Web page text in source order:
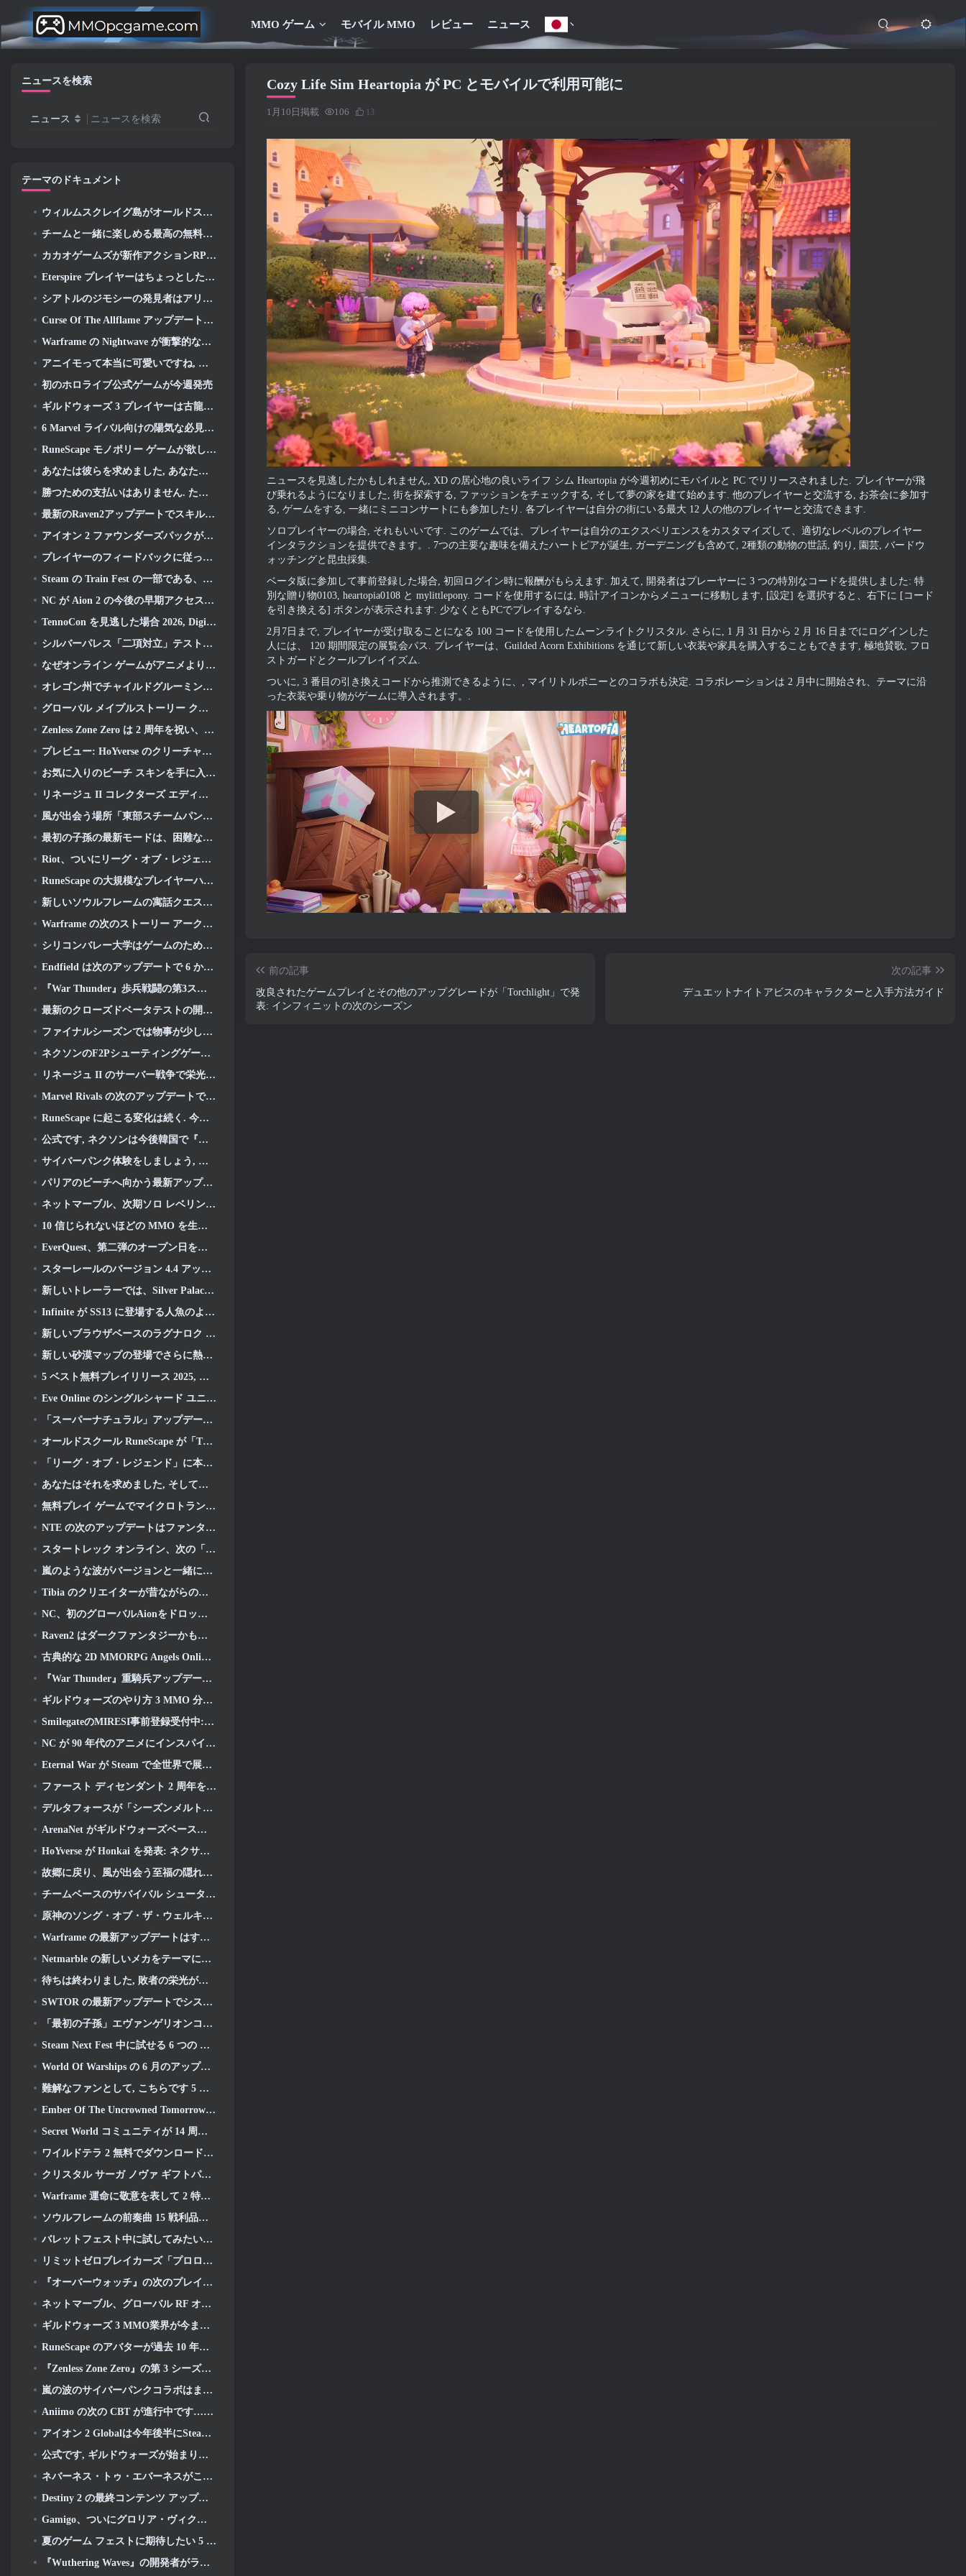
MMO ゲーム モバイル MMO レビュー ニュース
Cozy Life Sim Heartopia が PC とモバイルで利用可能に
1月10日掲載 106 13
ニュースを見逃したかもしれません, XD の居心地の良いライフ シム Heartopia が今週初めにモバイルと PC でリリースされました. プレイヤーが飛
び乗れるようになりました, 街を探索する, ファッションをチェックする, そして夢の家を建て始めます. 他のプレイヤーと交流する, お茶会に参加す
る, ゲームをする, 一緒にミニコンサートにも参加したり. 各プレイヤーは自分の街にいる最大 12 人の他のプレイヤーと交流できます.
ソロプレイヤーの場合, それもいいです. このゲームでは、プレイヤーは自分のエクスペリエンスをカスタマイズして、適切なレベルのプレイヤー
インタラクションを提供できます。. 7つの主要な趣味を備えたハートピアが誕生, ガーデニングも含めて, 2種類の動物の世話, 釣り, 園芸, バードウ
ォッチングと昆虫採集.
ベータ版に参加して事前登録した場合, 初回ログイン時に報酬がもらえます. 加えて, 開発者はプレーヤーに 3 つの特別なコードを提供しました: 特
別な贈り物0103, heartopia0108 と mylittlepony. コードを使用するには, 時計アイコンからメニューに移動します, [設定] を選択すると、右下に [コード
を引き換える] ボタンが表示されます. 少なくともPCでプレイするなら.
2月7日まで, プレイヤーが受け取ることになる 100 コードを使用したムーンライトクリスタル. さらに, 1 月 31 日から 2 月 16 日までにログインした
人には、 120 期間限定の展覧会パス. プレイヤーは、Guilded Acorn Exhibitions を通じて新しい衣装や家具を購入することもできます, 極地賛歌, フロ
ストガードとクールプレイイズム.
ついに, 3 番目の引き換えコードから推測できるように、, マイリトルポニーとのコラボも決定. コラボレーションは 2 月中に開始され、テーマに沿
った衣装や乗り物がゲームに導入されます。.
前の記事
改良されたゲームプレイとその他のアップグレードが「Torchlight」で発
表: インフィニットの次のシーズン
次の記事
デュエットナイトアビスのキャラクターと入手方法ガイド
ニュースを検索
ニュース ニュースを検索
テーマのドキュメント
ウィルムスクレイグ島がオールドスクール RuneScape で探索できるようになりました
チームと一緒に楽しめる最高の無料プレイ ゲーム (2026)
カカオゲームズが新作アクションRPGを発表, ガーディアンメイデン
Eterspire プレイヤーはちょっとしたタイムトラベルができるようになりました…お楽しみとして
シアトルのジモシーの発見者はアリーナネットと関係がある, もちろん、彼らはそれをギルドウォーズに追加しています 2
Curse Of The Allflame アップデートに続き、Path Of Exile がフィードバックに基づいていくつかの変更を発表
Warframe の Nightwave が衝撃的な方法で復活しようとしている
アニイモって本当に可愛いですね, そしてプリティ・チル
初のホロライブ公式ゲームが今週発売
ギルドウォーズ 3 プレイヤーは古龍が目覚める前にティリアの世界を体験できるようになります
6 Marvel ライバル向けの陽気な必見のオーディオ MOD
RuneScape モノポリー ゲームが欲しい人? 誰かが途中にいるから
あなたは彼らを求めました, あなたはそれらを手に入れています. ドラゴンがアルビオンオンラインにやってくる
勝つための支払いはありません. ただのラグナロク. Origin Classic が 7 月に発売 23
最新のRaven2アップデートでスキル覚醒システムが導入, プレイヤーにスキルを向上させるためのより多くの方法を提供する
アイオン 2 ファウンダーズパックが購入可能, 5 日間の早期アクセスが完了します
プレイヤーのフィードバックに従ってください, リーグ・オブ・レジェンドのクラシックプレイヤーはクラシックスキンにお金を払う必要がありません
Steam の Train Fest の一部である、おそらく見逃している 8 つの無料プレイ ゲーム
NC が Aion 2 の今後の早期アクセスに関する詳細を共有
TennoCon を見逃した場合 2026, Digital Extremes がすべてのパネルを共有
シルバーパレス「二項対立」テストへの招待が終了
なぜオンライン ゲームがアニメよりも優れたアニメを作るのか
オレゴン州でチャイルドグルーミング事件を申し立て、Robloxに対して新たな訴訟を起こす
グローバル メイプルストーリー クラシック ワールド セカンド クローズド テストへのサインアップ
Zenless Zone Zero は 2 周年を祝い、プレイヤーに無料の S ランク エージェントの選択を提供します
プレビュー: HoYverse のクリーチャー収集ゲーム Honkai について知っておくべきこと: リンクソウル
お気に入りのビーチ スキンを手に入れましょう, オーバーウォッチに夏のゲームが帰ってきた
リネージュ II コレクターズ エディションのビニール アルバムで 22 周年を祝う
風が出会う場所「東部スチームパンク」バージョン 2.0
最初の子孫の最新モードは、困難なヴォイド迎撃戦と深層を融合させます
Riot、ついにリーグ・オブ・レジェンドのクラシックモードの発売日を明らかに
RuneScape の大規模なプレイヤーハウジングアップデートを待つのはもう終わりです
新しいソウルフレームの寓話クエストが発表されました
Warframe の次のストーリー アークはプレイヤーをまったく新しいスター チャートに連れて行きます, タウシステム
シリコンバレー大学はゲームのための奨学金を提供していますが、その要件のいくつかは興味深いものです
Endfield は次のアップデートで 6 か月間の工場とジップラインを祝う
『War Thunder』歩兵戦闘の第3ステージクローズドベータテストが発表
最新のクローズドベータテストの開始に伴い、新しいAniimoトレーラーが公開されました
ファイナルシーズンでは物事が少しレトロになります 11 アップデート
ネクソンのF2Pシューティングゲーム『サドンアタック ゼロポイント』最終クローズドβテストが本日スタート
リネージュ II のサーバー戦争で栄光のために戦いましょう
Marvel Rivals の次のアップデートでは神との戦いが始まります
RuneScape に起こる変化は続く. 今回はプレイヤーハウジングです
公式です, ネクソンは今後韓国で『オーバーウォッチ』を出版する予定
サイバーパンク体験をしましょう, サイバー精神病を完全に抱えている, 『Apex Legends』の次のクロスオーバーイベントで
パリアのビーチへ向かう最新アップデート
ネットマーブル、次期ソロ レベリング ゲームの詳細を公開, ソロレベリング: KARMA アニメエキスポにて
10 信じられないほどの MMO を生み出すアニメの世界
EverQuest、第二弾のオープン日を発表 2026 タイムロック拡張サーバー
スターレールのバージョン 4.4 アップデート
新しいトレーラーでは、Silver Palace のゲームプレイを紹介します
Infinite が SS13 に登場する人魚のようなヒーローを初公開: 残光
新しいブラウザベースのラグナロク MMORPG, ラグナロクユニバースを発表
新しい砂漠マップの登場でさらに熱くなる
5 ベスト無料プレイリリース 2025, まだプレイする価値はありますか 2026?
Eve Online のシングルシャード ユニバースを動かすゲーム エンジンがオープンソースになりました
「スーパーナチュラル」アップデートでスーパーバグがスーパーアニマルロイヤルに侵入
オールドスクール RuneScape が「The Blood Moon Rises」グランドマスタークエストをドロップ, 20年にわたるクエストラインに終止符を打つ
「リーグ・オブ・レジェンド」に本当にクラシックモードが登場
あなたはそれを求めました, そしてあなたはそれを理解しています. Eterspireでギルドが利用可能になりました
無料プレイ ゲームでマイクロトランザクションが行き過ぎている?
NTE の次のアップデートはファンタジー テーブルトップ ゲームに少し寄り道します
スタートレック オンライン、次の「アンディスカバード」シーズンの開始を発表
嵐のような波がバージョンと一緒にXboxに登場 3.5 アップデート
Tibia のクリエイターが昔ながらのゾンビ MMORPG の新しいプレイテストを発表, オンラインで維持
NC、初のグローバルAionをドロップ 2 開発ビデオ, ゲームの詳細を共有する
Raven2 はダークファンタジーかもしれません, それでも夏の楽しみは終わりません
古典的な 2D MMORPG Angels Online が本日グローバルで開始
『War Thunder』重騎兵アップデートで対放射線ミサイルと電子支援手段を追加
ギルドウォーズのやり方 3 MMO 分野での革新を目指しているかもしれない
SmilegateのMIRESI事前登録受付中: 見えない未来
NC が 90 年代のアニメにインスパイアされたアート スタイルを取り入れた魔法少女 RPG を開発中
Eternal War が Steam で全世界で展開中
ファースト ディセンダント 2 周年をディセンダント フェストで祝う 2026 ストリーム
デルタフォースが「シーズンメルトダウン」を明らかに, レインボーシックス シージコラボを発表
ArenaNet がギルドウォーズベースのカードゲームを公開, ミストバウンド
HoYverse が Honkai を発表: ネクサスアニメ「進化試験」
故郷に戻り、風が出会う至福の隠れ家を取り戻す時が来ました
チームベースのサバイバル シューター タイムテイカー向けの 2 回目の「独占」ベータ テストが発表
原神のソング・オブ・ザ・ウェルキン・ムーンのストーリーラインが終わりを迎えます。. オン・ザ・ムーン
Warframe の最新アップデートはすべての宇宙お父さんを祝う
Netmarble の新しいメカをテーマにした MMORPG RF オンラインが次に世界的に開始
待ちは終わりました, 敗者の栄光が戻ってきた
SWTOR の最新アップデートでシスの遺産のストーリーラインが本日終結を迎える
「最初の子孫」エヴァンゲリオンコラボイベント開催決定
Steam Next Fest 中に試せる 6 つの MMORPG
World Of Warships の 6 月のアップデートで米国独立記念日を新しいナラティブ キャンペーンで祝う
難解なファンとして, こちらです 5 ライオット MMO に見たいもの
Ember Of The Uncrowned Tomorrow の Steam Next Fest デモを事前ダウンロードできます
Secret World コミュニティが 14 周年を祝い、一緒に解決しなければならない謎を発表
ワイルドテラ 2 無料でダウンロード可能 (そしてキープ) 期間限定
クリスタル サーガ ノヴァ ギフトパック キープレゼント
Warframe 運命に敬意を表して 2 特別なゲーム内アクティビティとタイトル付き
ソウルフレームの前奏曲 15 戦利品と釣りを再構築するアップデート
バレットフェスト中に試してみたい無料プレイゲーム 5 選
リミットゼロブレイカーズ「プロローグテスト」本日開始
『オーバーウォッチ』の次のプレイアブルキャラクターは過労のサイボーグ犯罪ボスになるようだ
ネットマーブル、グローバル RF オンラインの次回開始日を発表
ギルドウォーズ 3 MMO業界が今まさに必要としているものかもしれない
RuneScape のアバターが過去 10 年間で最大のビジュアルアップデートで全面的に刷新される
『Zenless Zone Zero』の第 3 シーズンは、天空のバンブー島への旅から始まります, そしてSteamプラットフォームへ
嵐の波のサイバーパンクコラボはまさに私がビデオゲームのクロスオーバーイベントに求めていたものです
Aniimo の次の CBT が進行中です…そして, 正式な開始期間があります
アイオン 2 Globalは今年後半にSteamとPurpleで発売予定
公式です, ギルドウォーズが始まります 3
ネバーネス・トゥ・エバーネスがこんなに早くポルシェコラボガチャをやるのは間違いだったかもしれないと思った, でも私は間違っていた
Destiny 2 の最終コンテンツ アップデートのトレーラーは雄叫びを上げています
Gamigo、ついにグロリア・ヴィクティスの復帰日を明らかに, 二度目も生き残れるか?
夏のゲーム フェストに期待したい 5 つの基本プレイ無料ゲーム
『Wuthering Waves』の開発者がラハイとロイのメカ戦闘シーケンスの作成について議論